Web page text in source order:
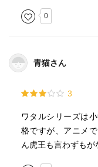
0
青猫さん
3
ワタルシリーズは
格ですが、アニメ
ん虎王も言わずもが